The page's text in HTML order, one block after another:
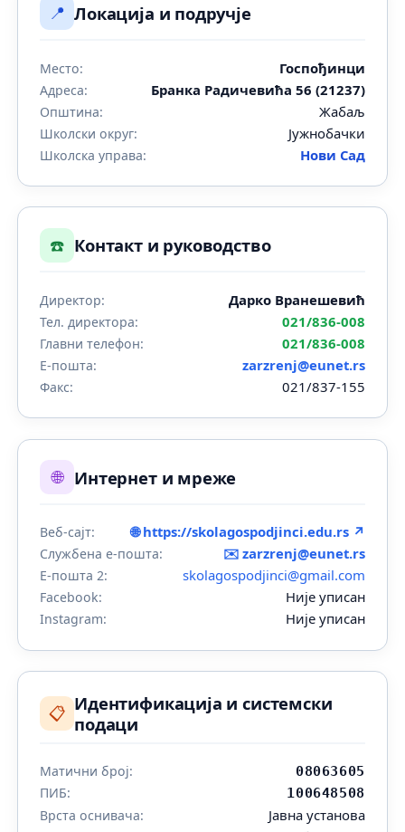
📍 Локација и подручје
Место: Госпођинци
Адреса: Бранка Радичевића 56 (21237)
Општина: Жабаљ
Школски округ: Јужнобачки
Школска управа: Нови Сад
☎️ Контакт и руководство
Директор: Дарко Вранешевић
Тел. директора: 021/836-008
Главни телефон: 021/836-008
Е-пошта: zarzrenj@eunet.rs
Факс: 021/837-155
🌐 Интернет и мреже
Веб-сајт: 🌐 https://skolagospodjinci.edu.rs ↗
Службена е-пошта: ✉️ zarzrenj@eunet.rs
Е-пошта 2: skolagospodjinci@gmail.com
Facebook: Није уписан
Instagram: Није уписан
📋 Идентификација и системски
подаци
Матични број: 08063605
ПИБ: 100648508
Врста оснивача: Јавна установа